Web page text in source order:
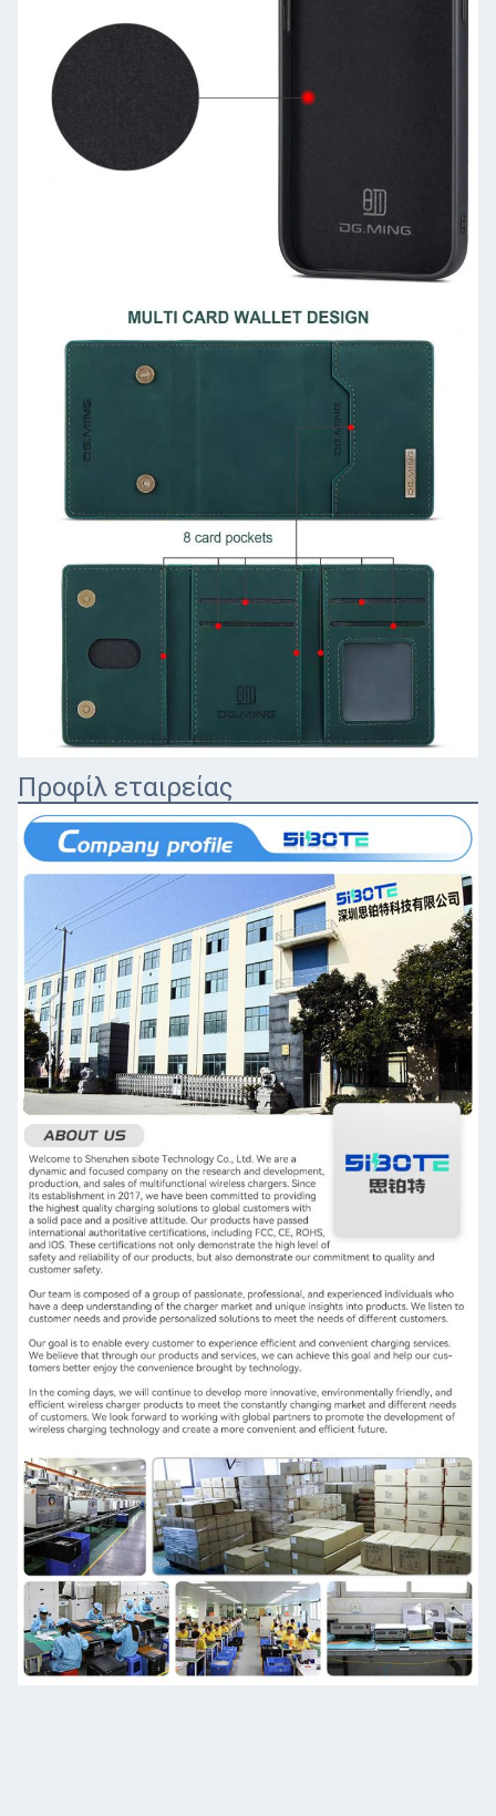
Προφίλ εταιρείας